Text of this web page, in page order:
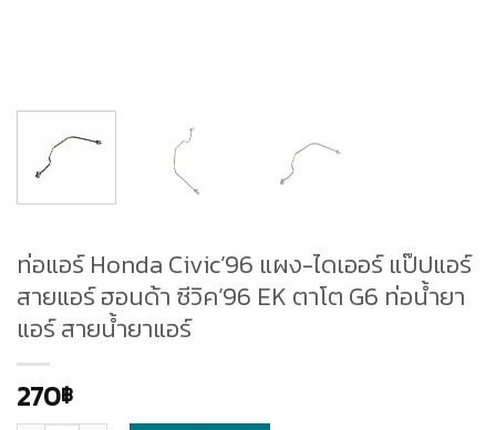
ท่อแอร์ Honda Civic’96 แผง-ไดเออร์ แป๊ปแอร์
สายแอร์ ฮอนด้า ซีวิค’96 EK ตาโต G6 ท่อน้ำยา
แอร์ สายน้ำยาแอร์
270฿